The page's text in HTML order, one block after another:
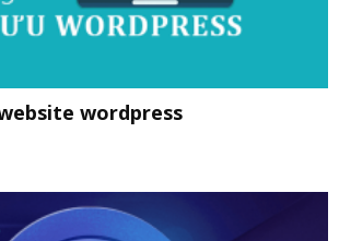
wordpress